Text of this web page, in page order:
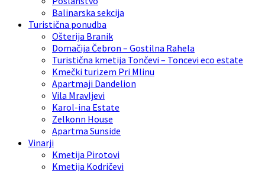
Balinarska sekcija
Turistična ponudba
Ošterija Branik
Domačija Čebron – Gostilna Rahela
Turistična kmetija Tončevi – Toncevi eco estate
Kmečki turizem Pri Mlinu
Apartmaji Dandelion
Vila Mravljevi
Karol-ina Estate
Zelkonn House
Apartma Sunside
Vinarji
Kmetija Pirotovi
Kmetija Kodričevi